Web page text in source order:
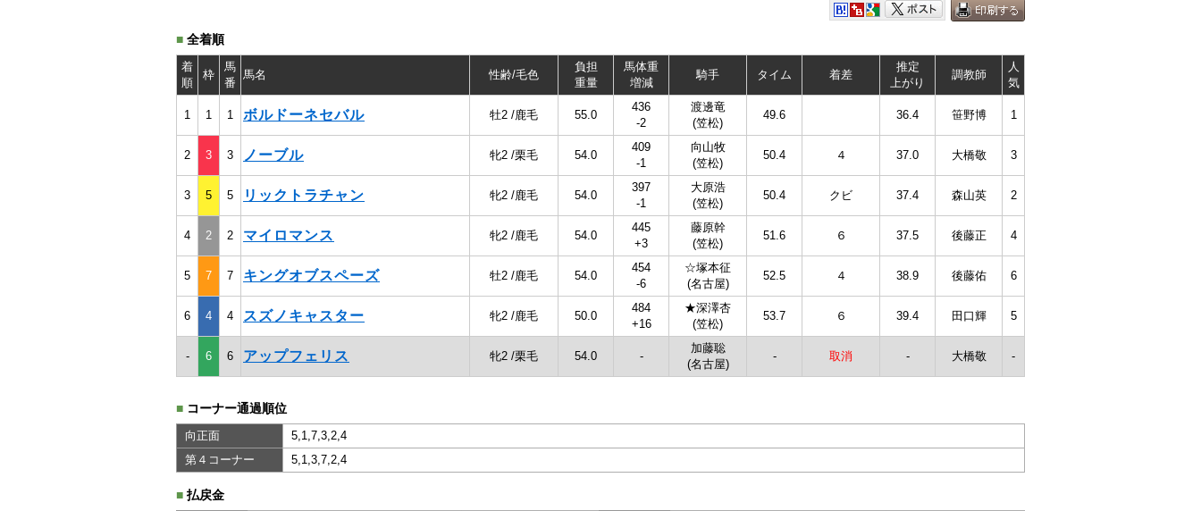
■ 全着順
着
順
枠
馬
番
馬名 性齢/毛色
負担
重量
馬体重
増減
騎手 タイム 着差
推定
上がり
調教師
人
気
1 1 1 ボルドーネセバル 牡2 /鹿毛 55.0
436
-2
渡邊竜
(笠松)
49.6 36.4 笹野博 1
2 3 3 ノーブル 牝2 /栗毛 54.0
409
-1
向山牧
(笠松)
50.4 ４ 37.0 大橋敬 3
3 5 5 リックトラチャン 牝2 /鹿毛 54.0
397
-1
大原浩
(笠松)
50.4 クビ 37.4 森山英 2
4 2 2 マイロマンス 牝2 /鹿毛 54.0
445
+3
藤原幹
(笠松)
51.6 ６ 37.5 後藤正 4
5 7 7 キングオブスペーズ 牡2 /鹿毛 54.0
454
-6
☆塚本征
(名古屋)
52.5 ４ 38.9 後藤佑 6
6 4 4 スズノキャスター 牝2 /鹿毛 50.0
484
+16
★深澤杏
(笠松)
53.7 ６ 39.4 田口輝 5
- 6 6 アップフェリス 牝2 /栗毛 54.0 -
加藤聡
(名古屋)
- 取消 - 大橋敬 -
■ コーナー通過順位
向正面
5,1,7,3,2,4
第４コーナー
5,1,3,7,2,4
■ 払戻金